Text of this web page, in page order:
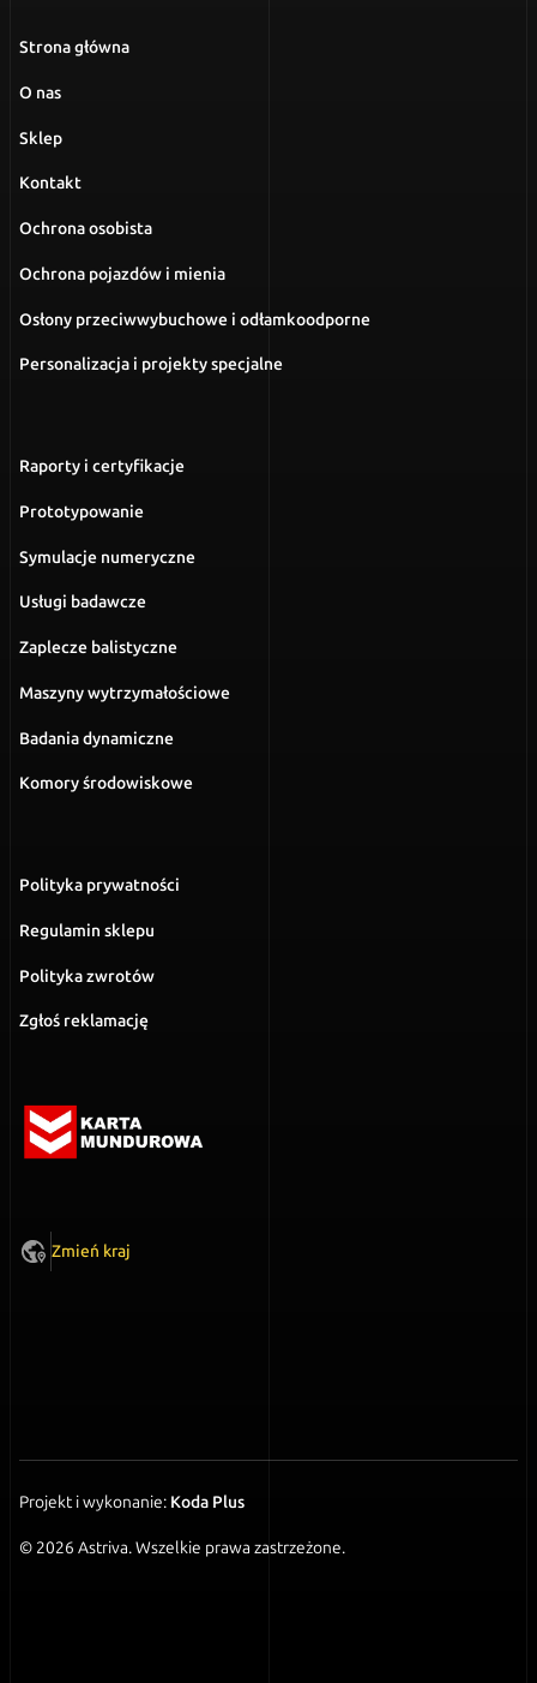
Strona główna
O nas
Sklep
Kontakt
Ochrona osobista
Ochrona pojazdów i mienia
Osłony przeciwwybuchowe i odłamkoodporne
Personalizacja i projekty specjalne
Raporty i certyfikacje
Prototypowanie
Symulacje numeryczne
Usługi badawcze
Zaplecze balistyczne
Maszyny wytrzymałościowe
Badania dynamiczne
Komory środowiskowe
Polityka prywatności
Regulamin sklepu
Polityka zwrotów
Zgłoś reklamację
Karta
Mundurowa
Zmień kraj
© 2026 Astriva. Wszelkie prawa zastrzeżone.
Projekt i wykonanie: Koda Plus